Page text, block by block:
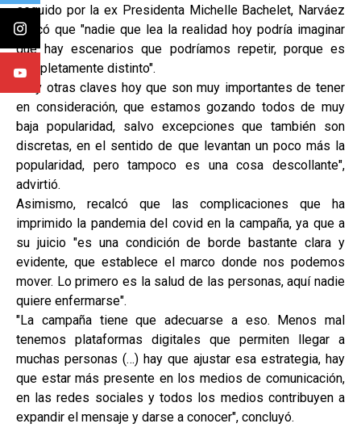
seguido por la ex Presidenta Michelle Bachelet, Narváez
indicó que "nadie que lea la realidad hoy podría imaginar
que hay escenarios que podríamos repetir, porque es
completamente distinto".
"Hay otras claves hoy que son muy importantes de tener
en consideración, que estamos gozando todos de muy
baja popularidad, salvo excepciones que también son
discretas, en el sentido de que levantan un poco más la
popularidad, pero tampoco es una cosa descollante",
advirtió.
Asimismo, recalcó que las complicaciones que ha
imprimido la pandemia del covid en la campaña, ya que a
su juicio "es una condición de borde bastante clara y
evidente, que establece el marco donde nos podemos
mover. Lo primero es la salud de las personas, aquí nadie
quiere enfermarse".
"La campaña tiene que adecuarse a eso. Menos mal
tenemos plataformas digitales que permiten llegar a
muchas personas (…) hay que ajustar esa estrategia, hay
que estar más presente en los medios de comunicación,
en las redes sociales y todos los medios contribuyen a
expandir el mensaje y darse a conocer", concluyó.